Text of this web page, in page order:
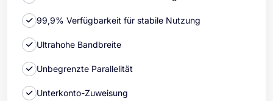
99,9% Verfügbarkeit für stabile Nutzung
Ultrahohe Bandbreite
Unbegrenzte Parallelität
Unterkonto-Zuweisung